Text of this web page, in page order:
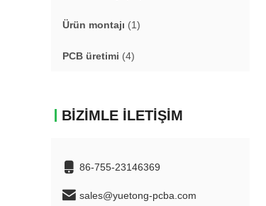
Ürün montajı (1)
PCB üretimi (4)
BIZIMLE İLETIŞIM
86-755-23146369
sales@yuetong-pcba.com